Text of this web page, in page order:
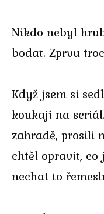
Nikdo nebyl
bodat. Zprvu
Když jsem si
koukají na
zahradě, prosili
chtěl opravit,
nechat to